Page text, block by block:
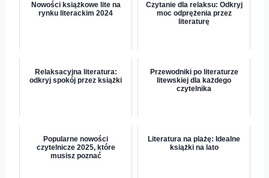
Nowości książkowe lite na
rynku literackim 2024
Czytanie dla relaksu: Odkryj
moc odprężenia przez
literaturę
Relaksacyjna literatura:
odkryj spokój przez książki
Przewodniki po literaturze
litewskiej dla każdego
czytelnika
Popularne nowości
czytelnicze 2025, które
musisz poznać
Literatura na plażę: Idealne
książki na lato